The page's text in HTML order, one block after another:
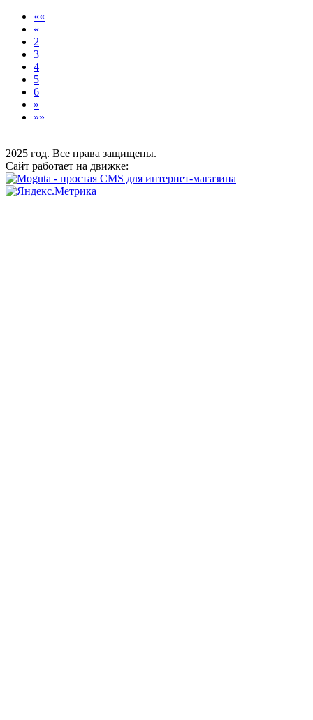
««
«
2
3
4
5
6
»
»»
2025 год. Все права защищены.
Сайт работает на движке: